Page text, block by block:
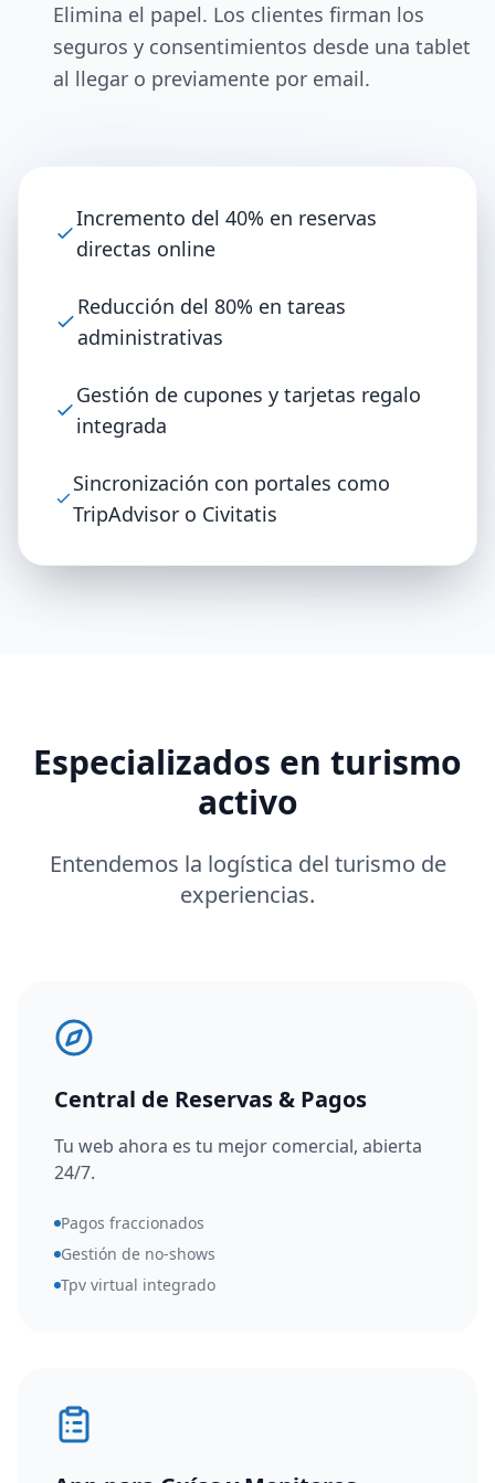
Elimina el papel. Los clientes firman los
seguros y consentimientos desde una tablet
al llegar o previamente por email.
Incremento del 40% en reservas
directas online
Reducción del 80% en tareas
administrativas
Gestión de cupones y tarjetas regalo
integrada
Sincronización con portales como
TripAdvisor o Civitatis
Especializados en turismo
activo
Entendemos la logística del turismo de
experiencias.
Central de Reservas & Pagos
Tu web ahora es tu mejor comercial, abierta
24/7.
Pagos fraccionados
Gestión de no-shows
Tpv virtual integrado